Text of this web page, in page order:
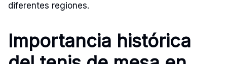
diferentes regiones.
Importancia histórica